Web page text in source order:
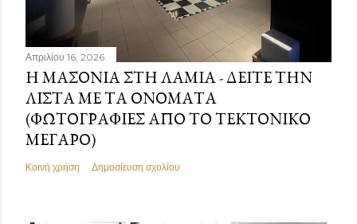
Απριλίου 16, 2026
Η ΜΑΣΟΝΊΑ ΣΤΗ ΛΑΜΊΑ - ΔΕΊΤΕ ΤΗΝ
ΛΊΣΤΑ ΜΕ ΤΑ ΟΝΌΜΑΤΑ
(ΦΩΤΟΓΡΑΦΊΕΣ ΑΠΌ ΤΟ ΤΕΚΤΟΝΙΚΌ
ΜΈΓΑΡΟ)
Κοινή χρήση Δημοσίευση σχολίου